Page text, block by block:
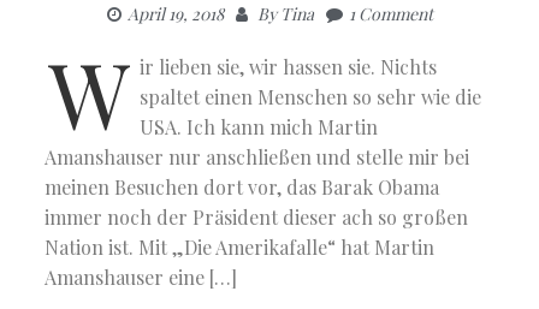
April 19, 2018 ByTina 1 Comment
W ir lieben sie, wir hassen sie. Nichts
spaltet einen Menschen so sehr wie die
USA. Ich kann mich Martin
Amanshauser nur anschließen und stelle mir bei
meinen Besuchen dort vor, das Barak Obama
immer noch der Präsident dieser ach so großen
Nation ist. Mit „Die Amerikafalle“ hat Martin
Amanshauser eine […]